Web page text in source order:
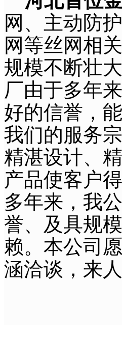
网、主动防
网等丝网相
规模不断壮
厂由于多年
好的信誉，
我们的服务
精湛设计、
产品使客户
多年来，我
誉、及具规
赖。本公司
涵洽谈，来